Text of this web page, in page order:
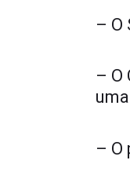
– O
– O
– O